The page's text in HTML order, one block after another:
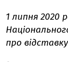
1 липня 2020
про